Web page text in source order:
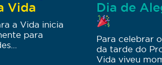
Vida
a Vida inicia
para
Dia de
Para celebrar
da tarde do
Vida viveu